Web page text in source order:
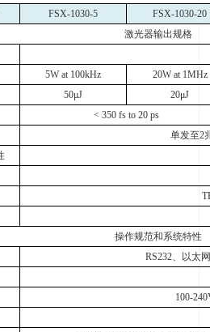
FSX-1030-5
FSX-1030-20
激光器输出规格
5W at 100kHz
20W at 1MHz
50μJ 20μJ
< 350 fs to 20 ps
单发至2
操作规范和系统特性
RS232、以太
100-